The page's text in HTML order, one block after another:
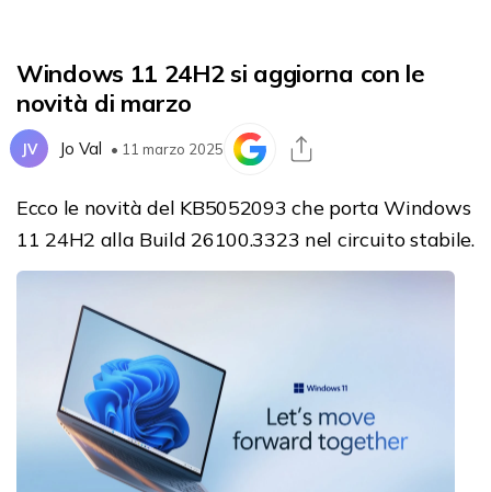
Windows 11 24H2 si aggiorna con le
novità di marzo
JV Jo Val • 11 marzo 2025
Ecco le novità del KB5052093 che porta Windows
11 24H2 alla Build 26100.3323 nel circuito stabile.